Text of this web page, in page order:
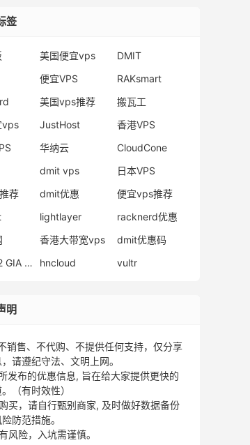
签
美国便宜vps
DMIT
便宜VPS
RAKsmart
美国vps推荐
搬瓦工
vps
JustHost
香港VPS
华纳云
CloudCone
dmit vps
日本VPS
荐
dmit优惠
便宜vps推荐
lightlayer
racknerd优惠
香港大带宽vps
dmit优惠码
美国CN2 GIA VPS
hncloud vultr
明
销售、不代购、不提供任何支持，仅分享
请遵纪守法、文明上网。
发布的优惠信息, 旨在给大家提供更快的
（有时效性）
买，请自行甄别商家, 及时做好数据备份
防范措施。
风险，入坑需谨慎。